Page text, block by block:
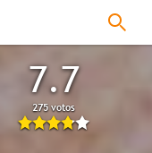
7.7
275 votos